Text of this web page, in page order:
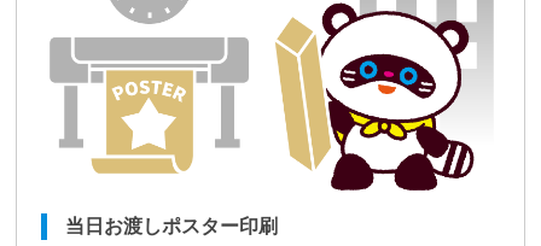
当日お渡しポスター印刷